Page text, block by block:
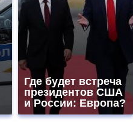
Где будет встреча
президентов США
и России: Европа?